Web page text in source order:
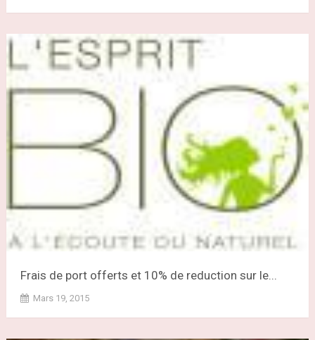
Frais de port offerts et 10% de reduction sur le...
Mars 19, 2015